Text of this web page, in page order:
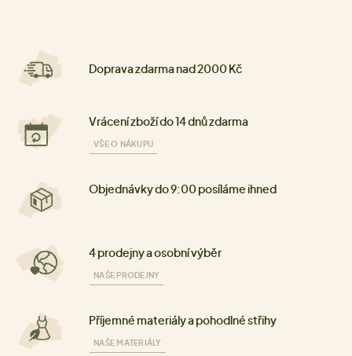
Doprava zdarma nad 2000 Kč
Vrácení zboží do 14 dnů zdarma
VŠE O NÁKUPU
Objednávky do 9:00 posíláme ihned
4 prodejny a osobní výběr
NAŠE PRODEJNY
Příjemné materiály a pohodlné střihy
NAŠE MATERIÁLY